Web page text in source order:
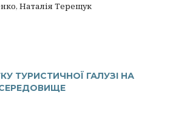
Наталія Терещук
ТУРИСТИЧНОЇ ГАЛУЗІ НА